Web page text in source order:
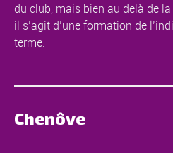
du club, mais bien au delà de
il s’agit d’une formation de
terme.
Chenôve